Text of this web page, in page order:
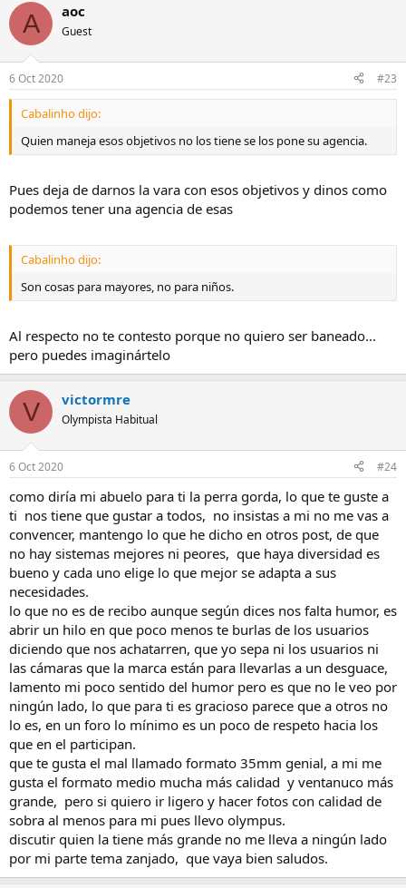
A aoc
Guest
6 Oct 2020 #23
Cabalinho dijo:
Quien maneja esos objetivos no los tiene se los pone su agencia.
Pues deja de darnos la vara con esos objetivos y dinos como
podemos tener una agencia de esas
Cabalinho dijo:
Son cosas para mayores, no para niños.
Al respecto no te contesto porque no quiero ser baneado...
pero puedes imaginártelo
V victormre
Olympista Habitual
6 Oct 2020 #24
como diría mi abuelo para ti la perra gorda, lo que te guste a
ti nos tiene que gustar a todos, no insistas a mi no me vas a
convencer, mantengo lo que he dicho en otros post, de que
no hay sistemas mejores ni peores, que haya diversidad es
bueno y cada uno elige lo que mejor se adapta a sus
necesidades.
lo que no es de recibo aunque según dices nos falta humor, es
abrir un hilo en que poco menos te burlas de los usuarios
diciendo que nos achatarren, que yo sepa ni los usuarios ni
las cámaras que la marca están para llevarlas a un desguace,
lamento mi poco sentido del humor pero es que no le veo por
ningún lado, lo que para ti es gracioso parece que a otros no
lo es, en un foro lo mínimo es un poco de respeto hacia los
que en el participan.
que te gusta el mal llamado formato 35mm genial, a mi me
gusta el formato medio mucha más calidad y ventanuco más
grande, pero si quiero ir ligero y hacer fotos con calidad de
sobra al menos para mi pues llevo olympus.
discutir quien la tiene más grande no me lleva a ningún lado
por mi parte tema zanjado, que vaya bien saludos.